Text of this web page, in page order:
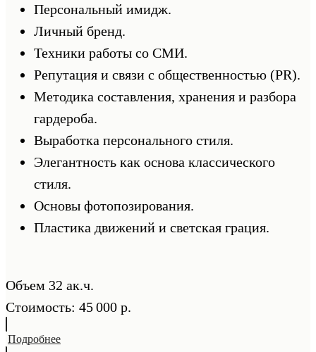
Персональный имидж.
Личный бренд.
Техники работы со СМИ.
Репутация и связи с общественностью (PR).
Методика составления, хранения и разбора
гардероба.
Выработка персонального стиля.
Элегантность как основа классического
стиля.
Основы фотопозирования.
Пластика движений и светская грация.
Объем 32 ак.ч.
Стоимость: 45 000 р.
Подробнее